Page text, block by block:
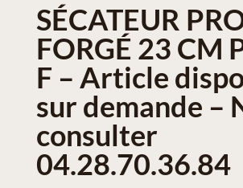
SÉCATEUR
FORGÉ 23 CM
F – Article
sur demande –
consulter
04.28.70.36.84